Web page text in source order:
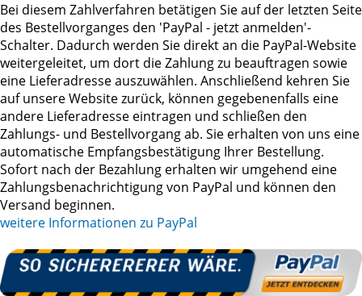
Bei diesem Zahlverfahren betätigen Sie auf der letzten Seite
des Bestellvorganges den 'PayPal - jetzt anmelden'-
Schalter. Dadurch werden Sie direkt an die PayPal-Website
weitergeleitet, um dort die Zahlung zu beauftragen sowie
eine Lieferadresse auszuwählen. Anschließend kehren Sie
auf unsere Website zurück, können gegebenenfalls eine
andere Lieferadresse eintragen und schließen den
Zahlungs- und Bestellvorgang ab. Sie erhalten von uns eine
automatische Empfangsbestätigung Ihrer Bestellung.
Sofort nach der Bezahlung erhalten wir umgehend eine
Zahlungsbenachrichtigung von PayPal und können den
Versand beginnen.
weitere Informationen zu PayPal